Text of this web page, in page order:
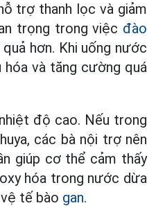
trợ thanh lọc và giảm
trọng trong việc đào
hơn. Khi uống nước
và tăng cường quá
độ cao. Nếu trong
các bà nội trợ nên
giúp cơ thể cảm thấy
hóa trong nước dừa
tế bào gan.